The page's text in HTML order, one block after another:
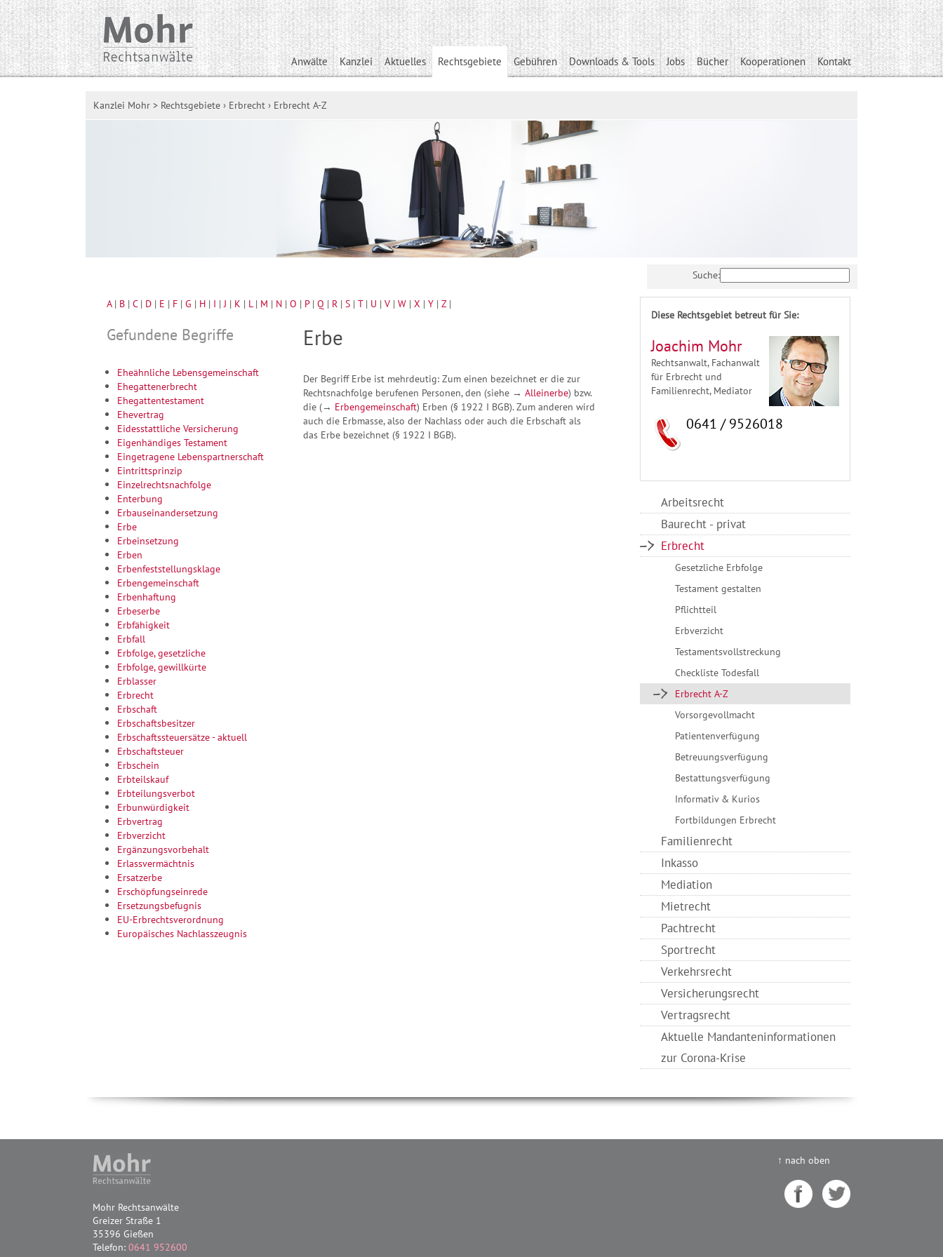
Anwälte Kanzlei Aktuelles Rechtsgebiete Gebühren Downloads & Tools Jobs Bücher Kooperationen Kontakt
Kanzlei Mohr > Rechtsgebiete › Erbrecht › Erbrecht A-Z
Suche:
A| B | C| D | E | F | G | H | I |J | K | L| M | N | O | P| Q | R | S | T| U | V | W | X | Y | Z|
Gefundene Begriffe
Eheähnliche Lebensgemeinschaft
Ehegattenerbrecht
Ehegattentestament
Ehevertrag
Eidesstattliche Versicherung
Eigenhändiges Testament
Eingetragene Lebenspartnerschaft
Eintrittsprinzip
Einzelrechtsnachfolge
Enterbung
Erbauseinandersetzung
Erbe
Erbeinsetzung
Erben
Erbenfeststellungsklage
Erbengemeinschaft
Erbenhaftung
Erbeserbe
Erbfähigkeit
Erbfall
Erbfolge, gesetzliche
Erbfolge, gewillkürte
Erblasser
Erbrecht
Erbschaft
Erbschaftsbesitzer
Erbschaftssteuersätze - aktuell
Erbschaftsteuer
Erbschein
Erbteilskauf
Erbteilungsverbot
Erbunwürdigkeit
Erbvertrag
Erbverzicht
Ergänzungsvorbehalt
Erlassvermächtnis
Ersatzerbe
Erschöpfungseinrede
Ersetzungsbefugnis
EU-Erbrechtsverordnung
Europäisches Nachlasszeugnis
Erbe
Der Begriff Erbe ist mehrdeutig: Zum einen bezeichnet er die zur
Rechtsnachfolge berufenen Personen, den (siehe → Alleinerbe) bzw.
die (→ Erbengemeinschaft) Erben (§ 1922 I BGB). Zum anderen wird
auch die Erbmasse, also der Nachlass oder auch die Erbschaft als
das Erbe bezeichnet (§ 1922 I BGB).
Diese Rechtsgebiet betreut für Sie:
Joachim Mohr
Rechtsanwalt, Fachanwalt
für Erbrecht und
Familienrecht, Mediator
0641 / 9526018
Arbeitsrecht
Baurecht - privat
Erbrecht
Gesetzliche Erbfolge
Testament gestalten
Pflichtteil
Erbverzicht
Testamentsvollstreckung
Checkliste Todesfall
Erbrecht A-Z
Vorsorgevollmacht
Patientenverfügung
Betreuungsverfügung
Bestattungsverfügung
Informativ & Kurios
Fortbildungen Erbrecht
Familienrecht
Inkasso
Mediation
Mietrecht
Pachtrecht
Sportrecht
Verkehrsrecht
Versicherungsrecht
Vertragsrecht
Aktuelle Mandanteninformationen
zur Corona-Krise
↑ nach oben
Mohr Rechtsanwälte
Greizer Straße 1
35396 Gießen
Telefon: 0641 952600